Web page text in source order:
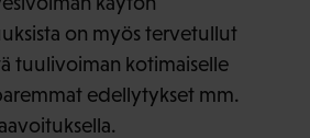
on myös tervetullut
tuulivoiman kotimaiselle
edellytykset mm.